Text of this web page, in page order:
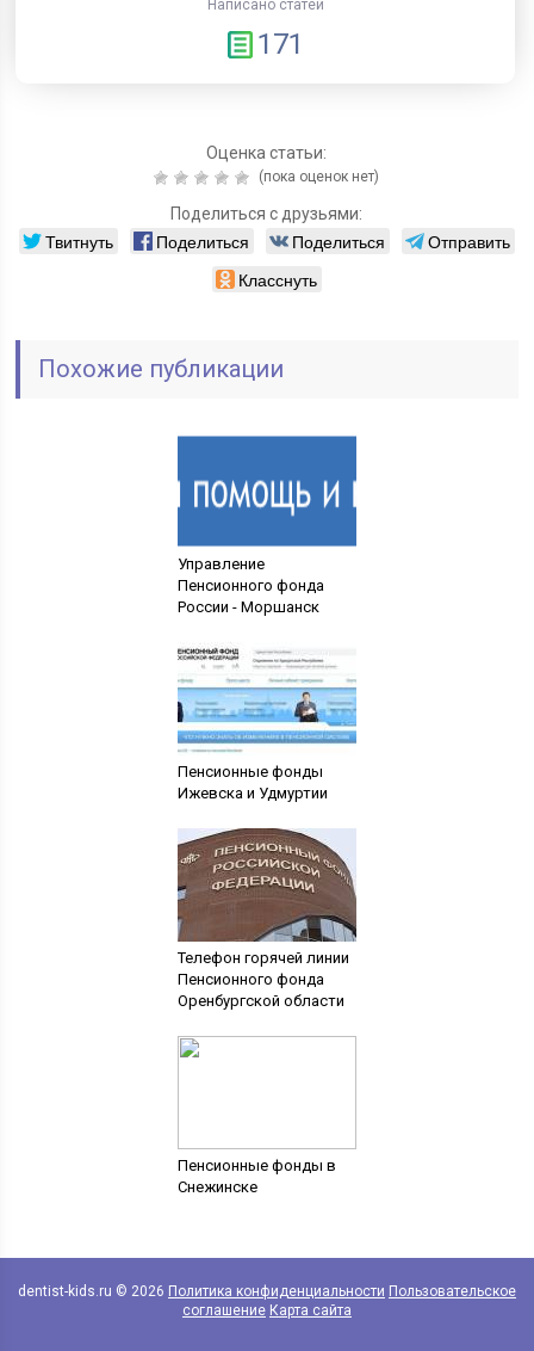
Написано статей
171
Оценка статьи:
(пока оценок нет)
Поделиться с друзьями:
Твитнуть Поделиться Поделиться
Отправить
Класснуть
Похожие публикации
Управление
Пенсионного фонда
России - Моршанск
Пенсионные фонды
Ижевска и Удмуртии
Телефон горячей линии
Пенсионного фонда
Оренбургской области
Пенсионные фонды в
Снежинске
dentist-kids.ru © 2026 Политика конфиденциальности Пользовательское
соглашение Карта сайта